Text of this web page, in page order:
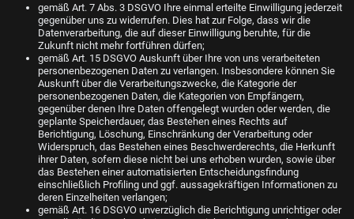
gemäß Art. 7 Abs. 3 DSGVO Ihre einmal erteilte Einwilligung jederzeit
gegenüber uns zu widerrufen. Dies hat zur Folge, dass wir die
Datenverarbeitung, die auf dieser Einwilligung beruhte, für die
Zukunft nicht mehr fortführen dürfen;
gemäß Art. 15 DSGVO Auskunft über Ihre von uns verarbeiteten
personenbezogenen Daten zu verlangen. Insbesondere können Sie
Auskunft über die Verarbeitungszwecke, die Kategorie der
personenbezogenen Daten, die Kategorien von Empfängern,
gegenüber denen Ihre Daten offengelegt wurden oder werden, die
geplante Speicherdauer, das Bestehen eines Rechts auf
Berichtigung, Löschung, Einschränkung der Verarbeitung oder
Widerspruch, das Bestehen eines Beschwerderechts, die Herkunft
ihrer Daten, sofern diese nicht bei uns erhoben wurden, sowie über
das Bestehen einer automatisierten Entscheidungsfindung
einschließlich Profiling und ggf. aussagekräftigen Informationen zu
deren Einzelheiten verlangen;
gemäß Art. 16 DSGVO unverzüglich die Berichtigung unrichtiger oder